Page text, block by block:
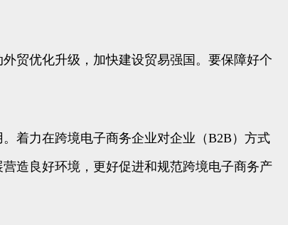
贸优化升级，加快建设贸易强国。要保障好个
着力在跨境电子商务企业对企业（B2B）方式
造良好环境，更好促进和规范跨境电子商务产